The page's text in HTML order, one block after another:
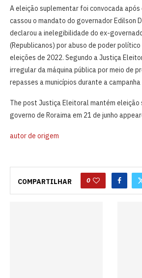
A eleição suplementar foi convocada após
cassou o mandato do governador Edilson
declarou a inelegibilidade do ex-
(Republicanos) por abuso de poder político
eleições de 2022. Segundo a Justiça
irregular da máquina pública por meio de
repasses a municípios durante a
The post Justiça Eleitoral mantém
governo de Roraima em 21 de junho
autor de origem
COMPARTILHAR 0